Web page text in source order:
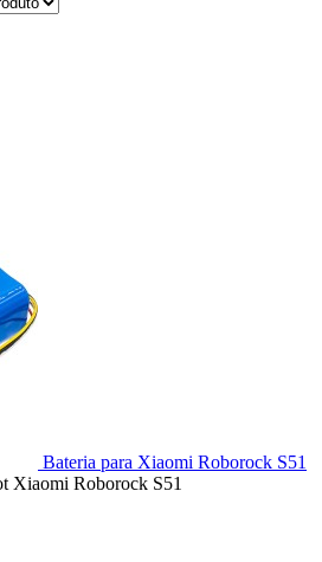
Bateria para Xiaomi Roborock S51
Xiaomi Roborock S51